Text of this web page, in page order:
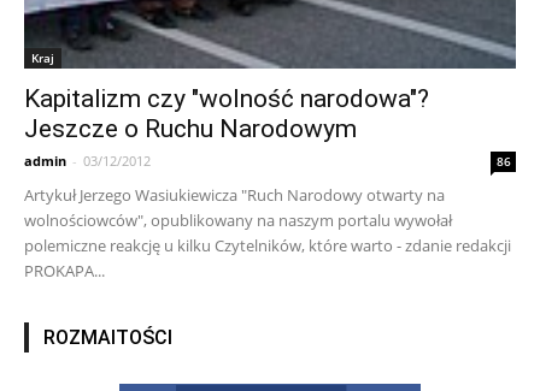
Kraj
Kapitalizm czy "wolność narodowa"?
Jeszcze o Ruchu Narodowym
admin - 03/12/2012 86
Artykuł Jerzego Wasiukiewicza "Ruch Narodowy otwarty na
wolnościowców", opublikowany na naszym portalu wywołał
polemiczne reakcję u kilku Czytelników, które warto - zdanie redakcji
PROKAPA...
ROZMAITOŚCI